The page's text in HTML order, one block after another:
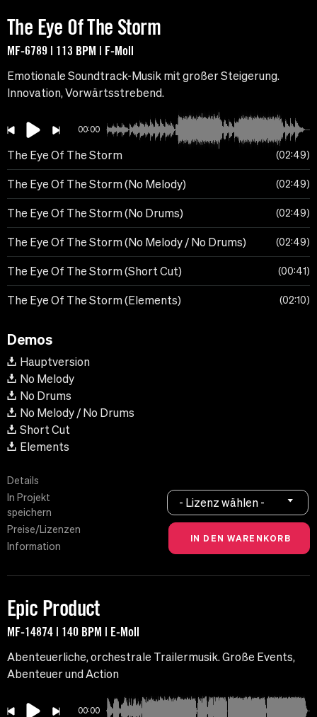
The Eye Of The Storm
MF-6789 | 113 BPM | F-Moll
Emotionale Soundtrack-Musik mit großer Steigerung.
Innovation, Vorwärtsstrebend.
00:00
The Eye Of The Storm 02:49
The Eye Of The Storm (No Melody) 02:49
The Eye Of The Storm (No Drums) 02:49
The Eye Of The Storm (No Melody / No Drums) 02:49
The Eye Of The Storm (Short Cut) 00:41
The Eye Of The Storm (Elements) 02:10
Demos
Hauptversion
No Melody
No Drums
No Melody / No Drums
Short Cut
Elements
Details
In Projekt
speichern
Preise/Lizenzen
Information
- Lizenz wählen -
Epic Product
MF-14874 | 140 BPM | E-Moll
Abenteuerliche, orchestrale Trailermusik. Große Events,
Abenteuer und Action
00:00